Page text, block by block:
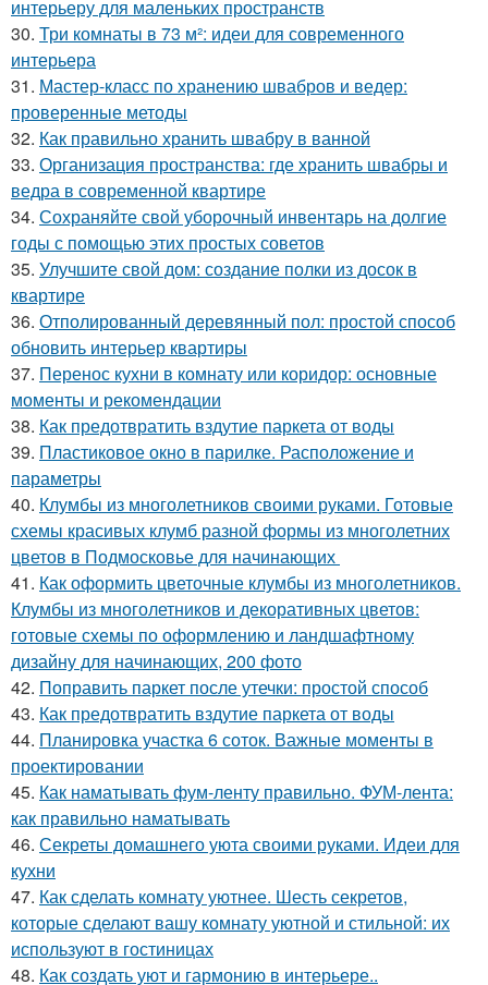
интерьеру для маленьких пространств
30. Три комнаты в 73 м²: идеи для современного
интерьера
31. Мастер-класс по хранению швабров и ведер:
проверенные методы
32. Как правильно хранить швабру в ванной
33. Организация пространства: где хранить швабры и
ведра в современной квартире
34. Сохраняйте свой уборочный инвентарь на долгие
годы с помощью этих простых советов
35. Улучшите свой дом: создание полки из досок в
квартире
36. Отполированный деревянный пол: простой способ
обновить интерьер квартиры
37. Перенос кухни в комнату или коридор: основные
моменты и рекомендации
38. Как предотвратить вздутие паркета от воды
39. Пластиковое окно в парилке. Расположение и
параметры
40. Клумбы из многолетников своими руками. Готовые
схемы красивых клумб разной формы из многолетних
цветов в Подмосковье для начинающих
41. Как оформить цветочные клумбы из многолетников.
Клумбы из многолетников и декоративных цветов:
готовые схемы по оформлению и ландшафтному
дизайну для начинающих, 200 фото
42. Поправить паркет после утечки: простой способ
43. Как предотвратить вздутие паркета от воды
44. Планировка участка 6 соток. Важные моменты в
проектировании
45. Как наматывать фум-ленту правильно. ФУМ-лента:
как правильно наматывать
46. Секреты домашнего уюта своими руками. Идеи для
кухни
47. Как сделать комнату уютнее. Шесть секретов,
которые сделают вашу комнату уютной и стильной: их
используют в гостиницах
48. Как создать уют и гармонию в интерьере..